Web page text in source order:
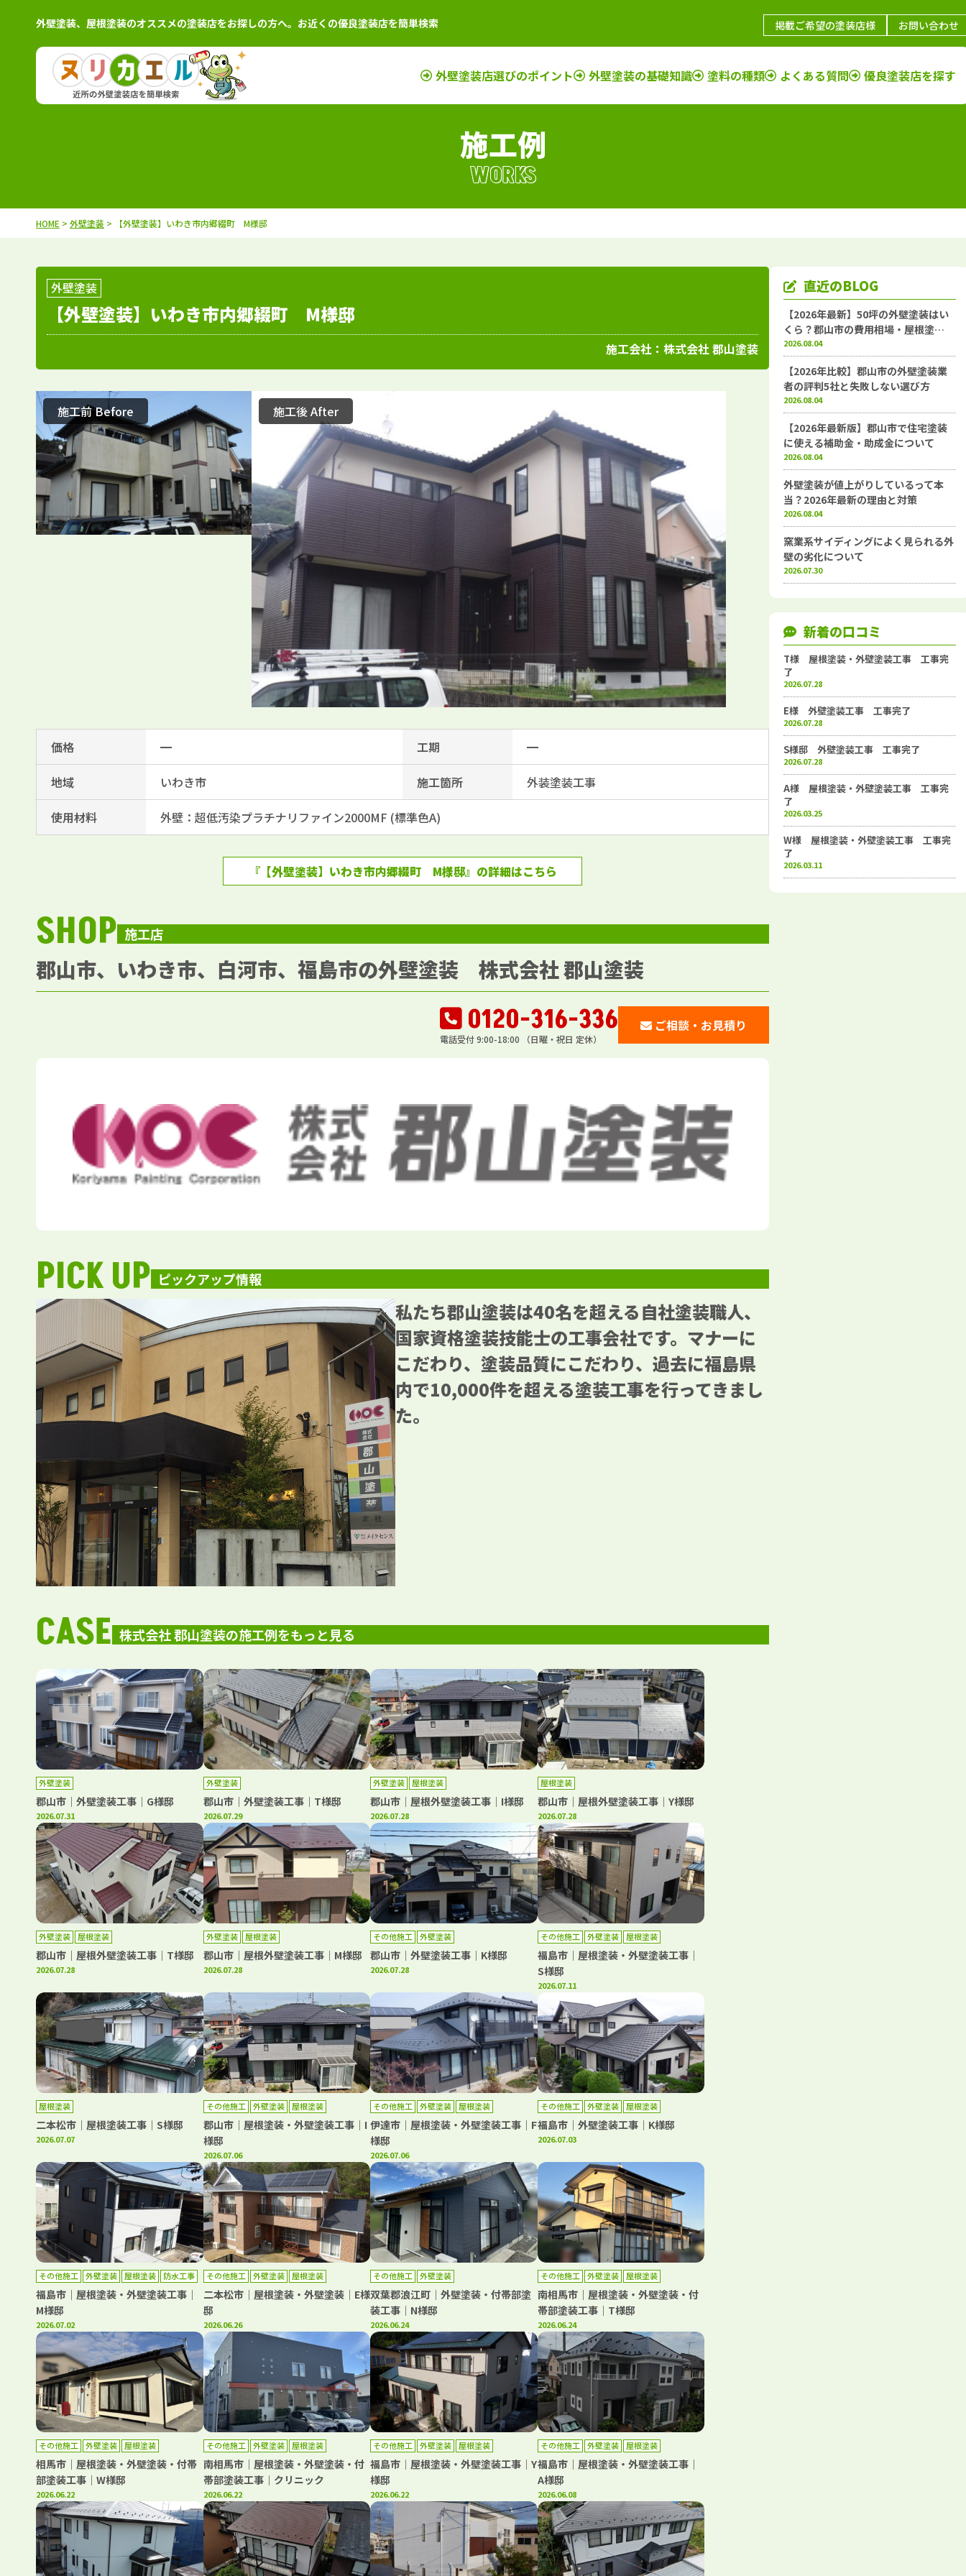
外壁塗装、屋根塗装のオススメの塗装店をお探しの方へ。お近くの優良塗装店を簡単検索 掲載ご希望の塗装店様 お問い合わせ
外壁塗装店選びのポイント 外壁塗装の基礎知識 塗料の種類 よくある質問 優良塗装店を探す
秋田県
施工例
塗装店
宮城県
施工例
塗装店
福島県
千葉県
施工例
塗装店
埼玉県
施工例
塗装店
塗装店
塗装店
山梨県
施工例
塗装店
長野県
施工例
塗装店
滋賀県
京都府
大阪府
施工例
塗装店
三重県
施工例
塗装店
岡山県
施工例
塗装店
広島県
施工例
塗装店
塗装店
塗装店
塗装店
大分県
施工例
塗装店
熊本県
施工例
塗装店
鹿児島県
沖縄県
施工例 塗装店
施工例
WORKS
HOME > 外壁塗装 > 【外壁塗装】いわき市内郷綴町 M様邸
外壁塗装
【外壁塗装】いわき市内郷綴町 M様邸
施工会社： 株式会社 郡山塗装
施工前 Before 施工後 After
価格 ━ 工期 ━
地域 いわき市 施工箇所 外装塗装工事
使用材料 外壁：超低汚染プラチナリファイン2000MF (標準色A)
『【外壁塗装】いわき市内郷綴町 M様邸』の詳細はこちら
施工店
SHOP
郡山市、いわき市、白河市、福島市の外壁塗装 株式会社 郡山塗装
0120-316-336
電話受付 9:00-18:00 （日曜・祝日 定休）
ご相談・お見積り
ピックアップ情報
PICK UP
私たち郡山塗装は40名を超える自社塗装職人、
国家資格塗装技能士の工事会社です。マナーに
こだわり、塗装品質にこだわり、過去に福島県
内で10,000件を超える塗装工事を行ってきまし
た。
株式会社 郡山塗装の施工例をもっと見る
CASE
外壁塗装
郡山市｜外壁塗装工事｜G様邸
2026.07.31
外壁塗装
郡山市｜外壁塗装工事｜T様邸
2026.07.29
外壁塗装 屋根塗装
郡山市｜屋根外壁塗装工事｜I様邸
2026.07.28
屋根塗装
郡山市｜屋根外壁塗装工事｜Y様邸
2026.07.28
外壁塗装 屋根塗装
郡山市｜屋根外壁塗装工事｜T様邸
2026.07.28
外壁塗装 屋根塗装
郡山市｜屋根外壁塗装工事｜M様邸
2026.07.28
その他施工 外壁塗装
郡山市｜外壁塗装工事｜K様邸
2026.07.28
その他施工 外壁塗装 屋根塗装
福島市｜屋根塗装・外壁塗装工事｜
S様邸
2026.07.11
屋根塗装
二本松市｜屋根塗装工事｜S様邸
2026.07.07
その他施工 外壁塗装 屋根塗装
郡山市｜屋根塗装・外壁塗装工事｜I
様邸
2026.07.06
その他施工 外壁塗装 屋根塗装
伊達市｜屋根塗装・外壁塗装工事｜F
様邸
2026.07.06
その他施工 外壁塗装 屋根塗装
福島市｜外壁塗装工事｜K様邸
2026.07.03
その他施工 外壁塗装 屋根塗装 防水工事
福島市｜屋根塗装・外壁塗装工事｜
M様邸
2026.07.02
その他施工 外壁塗装 屋根塗装
二本松市｜屋根塗装・外壁塗装｜E様
邸
2026.06.26
その他施工 外壁塗装
双葉郡浪江町｜外壁塗装・付帯部塗
装工事｜N様邸
2026.06.24
その他施工 外壁塗装 屋根塗装
南相馬市｜屋根塗装・外壁塗装・付
帯部塗装工事｜T様邸
2026.06.24
その他施工 外壁塗装 屋根塗装
相馬市｜屋根塗装・外壁塗装・付帯
部塗装工事｜W様邸
2026.06.22
その他施工 外壁塗装 屋根塗装
南相馬市｜屋根塗装・外壁塗装・付
帯部塗装工事｜クリニック
2026.06.22
その他施工 外壁塗装 屋根塗装
福島市｜屋根塗装・外壁塗装工事｜Y
様邸
2026.06.22
その他施工 外壁塗装 屋根塗装
福島市｜屋根塗装・外壁塗装工事｜
A様邸
2026.06.08
直近のBLOG
【2026年最新】50坪の外壁塗装はい
くら？郡山市の費用相場・屋根塗…
2026.08.04
【2026年比較】郡山市の外壁塗装業
者の評判5社と失敗しない選び方
2026.08.04
【2026年最新版】郡山市で住宅塗装
に使える補助金・助成金について
2026.08.04
外壁塗装が値上がりしているって本
当？2026年最新の理由と対策
2026.08.04
窯業系サイディングによく見られる外
壁の劣化について
2026.07.30
新着の口コミ
T様 屋根塗装・外壁塗装工事 工事完
了
2026.07.28
E様 外壁塗装工事 工事完了
2026.07.28
S様邸 外壁塗装工事 工事完了
2026.07.28
A様 屋根塗装・外壁塗装工事 工事完
了
2026.03.25
W様 屋根塗装・外壁塗装工事 工事完
了
2026.03.11